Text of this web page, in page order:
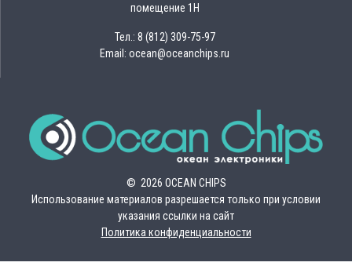
помещение 1Н
Тел.: 8 (812) 309-75-97
Email: ocean@oceanchips.ru
© 2026 OCEAN CHIPS
Использование материалов разрешается только при условии
указания ссылки на сайт
Политика конфиденциальности